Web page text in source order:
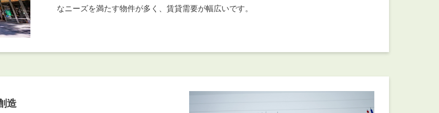
なニーズを満たす物件が多く、賃貸需要が幅広いです。
造